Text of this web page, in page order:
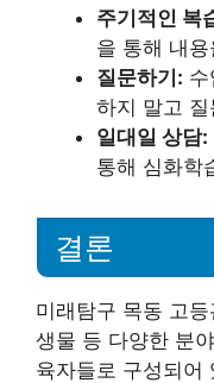
주기적인 복
을 통해 내
질문하기:
하지 말고
일대일 상담:
통해 심화학
결론
미래탐구 목동 고
생물 등 다양한 분
육자들로 구성되어